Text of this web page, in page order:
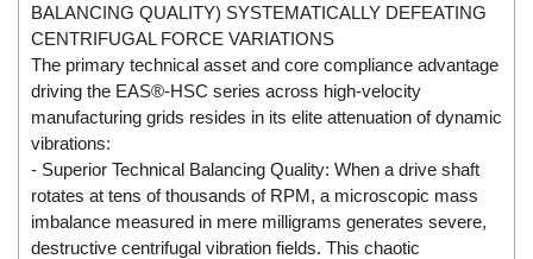
ECKERLE
Ecom-EX
ECONEX
Edward
EES
EGE Elektronik
Eilersen Vietnam
BALANCING QUALITY) SYSTEMATICALLY DEFEATING
CENTRIFUGAL FORCE VARIATIONS
The primary technical asset and core compliance advantage
driving the EAS®-HSC series across high-velocity
manufacturing grids resides in its elite attenuation of dynamic
vibrations:
- Superior Technical Balancing Quality: When a drive shaft
rotates at tens of thousands of RPM, a microscopic mass
imbalance measured in mere milligrams generates severe,
destructive centrifugal vibration fields. This chaotic